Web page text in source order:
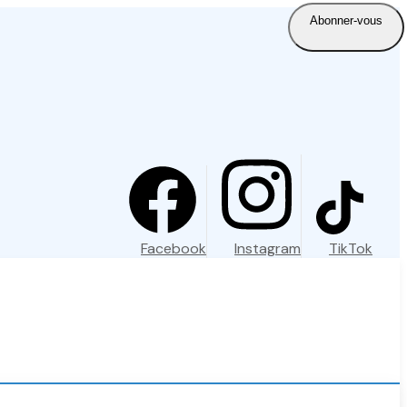
Facebook Instagram TikTok
Abonner-vous